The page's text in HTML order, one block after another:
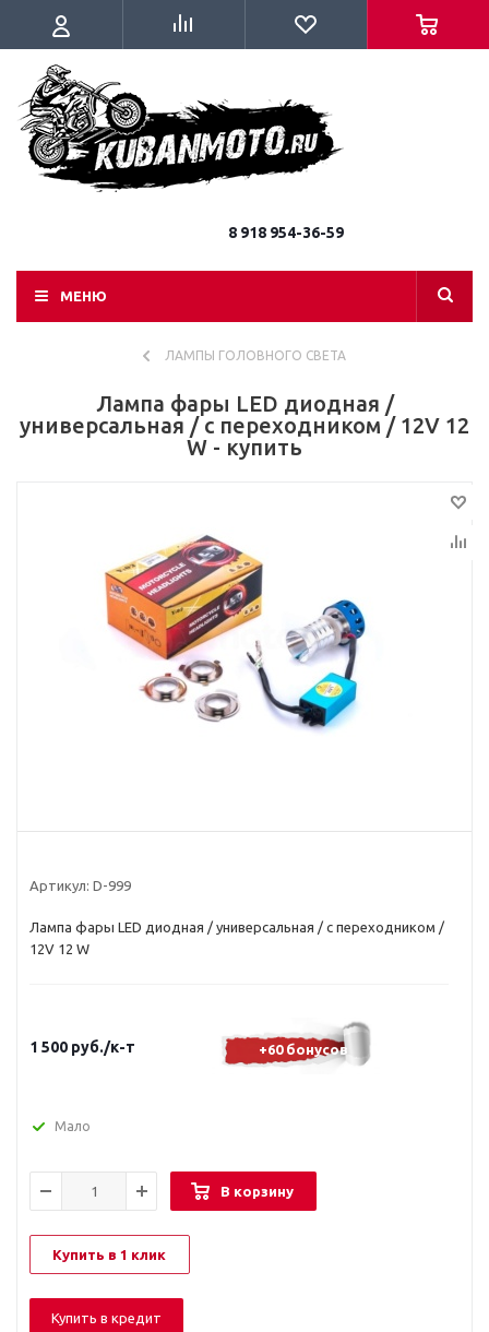
8 918 954-36-59
МЕНЮ
ЛАМПЫ ГОЛОВНОГО СВЕТА
Лампа фары LED диодная /
универсальная / с переходником / 12V 12
W - купить
Артикул: D-999
Лампа фары LED диодная / универсальная / с переходником /
12V 12 W
1 500 руб./к-т +60 бонусов
Мало
В корзину
Купить в 1 клик
Купить в кредит